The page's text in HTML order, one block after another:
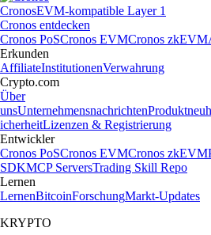
CronosEVM-kompatible Layer 1
Cronos entdecken
Cronos PoSCronos EVMCronos zkEVM
Erkunden
AffiliateInstitutionenVerwahrung
Crypto.com
Über
unsUnternehmensnachrichten
icherheitLizenzen & Registrierung
Entwickler
Cronos PoSCronos EVMCronos zkEVM
SDKMCP ServersTrading Skill Repo
Lernen
LernenBitcoinForschungMarkt-Updates
KRYPTO